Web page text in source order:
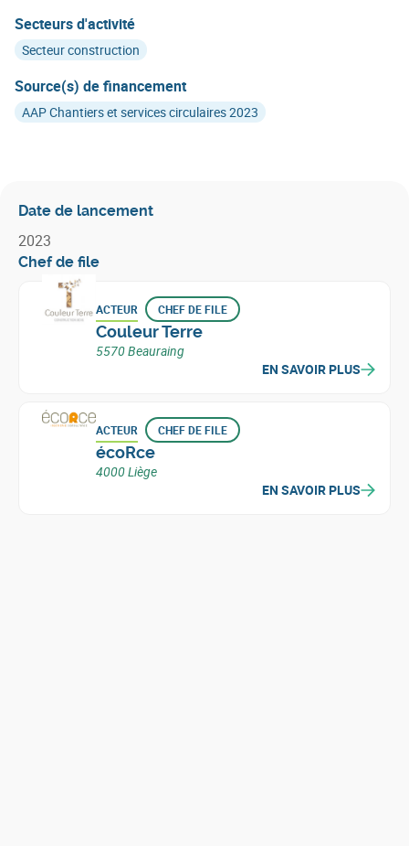
Secteurs d'activité
Secteur construction
Source(s) de financement
AAP Chantiers et services circulaires 2023
Date de lancement
2023
Chef de file
ACTEUR CHEF DE FILE
Couleur Terre
5570 Beauraing
EN SAVOIR PLUS
ACTEUR CHEF DE FILE
écoRce
4000 Liège
EN SAVOIR PLUS